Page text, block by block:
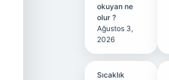
okuyan ne
olur ?
Ağustos 3,
2026
Sıcaklık